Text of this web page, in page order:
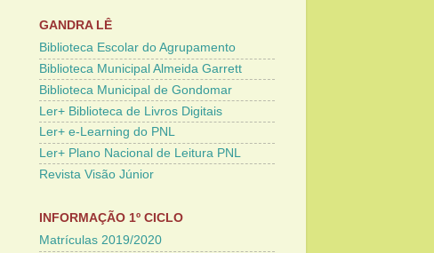
GANDRA LÊ
Biblioteca Escolar do Agrupamento
Biblioteca Municipal Almeida Garrett
Biblioteca Municipal de Gondomar
Ler+ Biblioteca de Livros Digitais
Ler+ e-Learning do PNL
Ler+ Plano Nacional de Leitura PNL
Revista Visão Júnior
INFORMAÇÃO 1º CICLO
Matrículas 2019/2020